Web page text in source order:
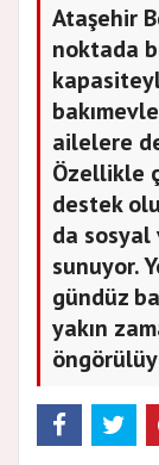
Ataşehir
noktada
ailelere
Özellikle
destek
da
sunuyor.
gündüz
yakın